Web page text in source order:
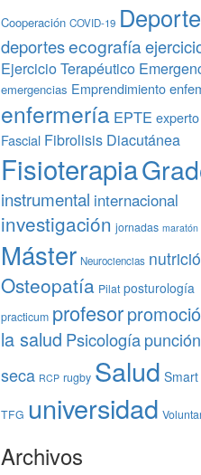
Cooperación COVID-19 Deporte
deportesecografía
Ejercicio Terapéutico
emergencias Emprendimiento
enfermería EPTE experto
Fascial Fibrolisis Diacutánea
Fisioterapia
instrumental internacional
investigación jornadas maratón
Máster Neurociencias
Osteopatía Pilat posturología
practicum profesor
la salud Psicología punción
seca RCP rugby Salud
TFG universidad
Archivos